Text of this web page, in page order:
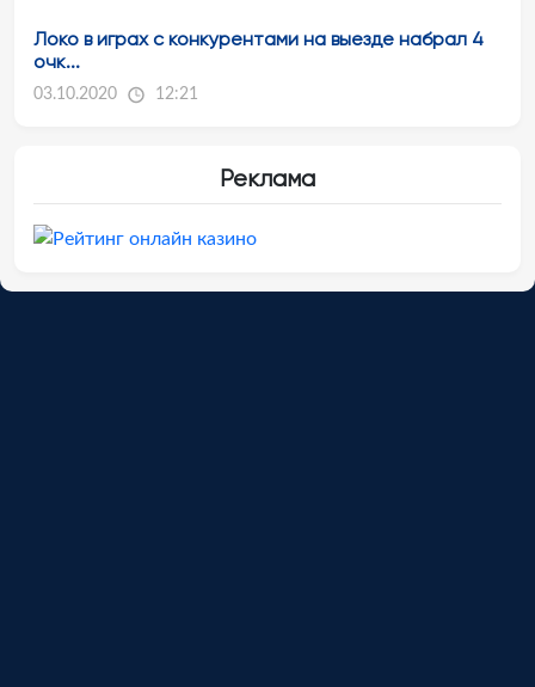
Локо в играх с конкурентами на выезде набрал 4
очк...
03.10.2020 12:21
Реклама